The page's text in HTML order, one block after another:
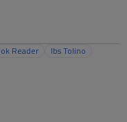
Reader
Ibs Tolino